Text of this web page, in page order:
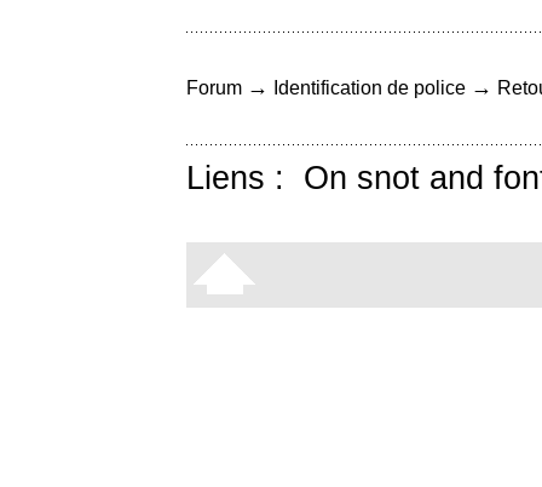
Forum → Identification de police →
Liens : On snot and